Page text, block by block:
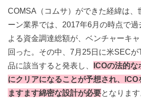
COMSA（コムサ）ができた経緯は、
ーン業界では、2017年6月の時点で過
よる資金調達総額が、ベンチャーキ
回った。その中、7月25日に米SEC
品に該当すると発表し、 ICOの法的な
にクリアになることが予想され、
ますます綿密な設計が必要となります